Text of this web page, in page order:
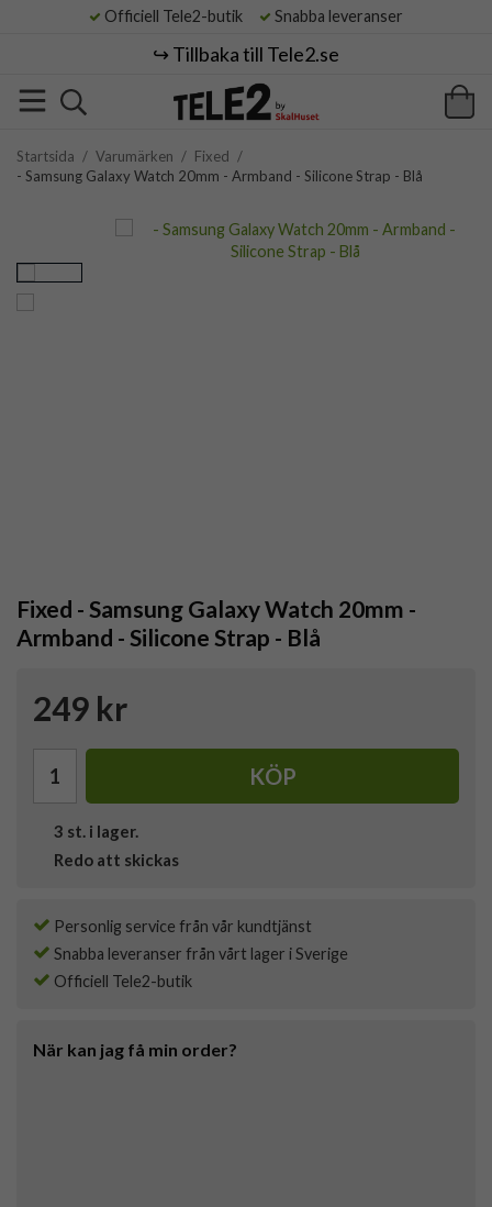
Officiell Tele2-butik Snabba leveranser
↪️ Tillbaka till Tele2.se
Startsida / Varumärken / Fixed /
- Samsung Galaxy Watch 20mm - Armband - Silicone Strap - Blå
Fixed - Samsung Galaxy Watch 20mm -
Armband - Silicone Strap - Blå
249 kr
KÖP
3 st. i lager.
Redo att skickas
Personlig service från vår kundtjänst
Snabba leveranser från vårt lager i Sverige
Officiell Tele2-butik
När kan jag få min order?